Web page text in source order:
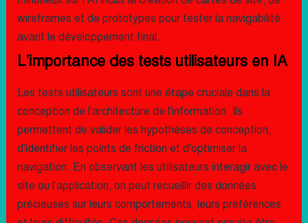
wireframes et de prototypes pour tester la navigabilité
avant le développement final.
L'importance des tests utilisateurs en IA
Les tests utilisateurs sont une étape cruciale dans la
conception de l'architecture de l'information. Ils
permettent de valider les hypothèses de conception,
d'identifier les points de friction et d'optimiser la
navigation. En observant les utilisateurs interagir avec le
site ou l'application, on peut recueillir des données
précieuses sur leurs comportements, leurs préférences